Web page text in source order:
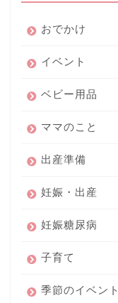
おでかけ
イベント
ベビー用品
ママのこと
出産準備
妊娠・出産
妊娠糖尿病
子育て
季節のイベント